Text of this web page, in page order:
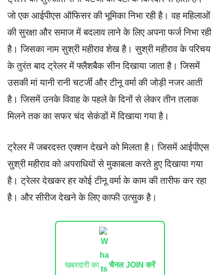
जो एक आईपीएस ऑफिसर की भूमिका निभा रही है। वह महिलाओं
की सुरक्षा और समाज में बदलाव लाने के लिए अपना फर्ज निभा रही
है। जिसका नाम सुश्री महीराव शेख है। सुश्री महीराव के परिचय
के तुरंत बाद ट्रेलर में फ्लैशबैक सीन दिखाया जाता है। जिसमें
उसकी मां यानी रानी चटर्जी और टीनू वर्मा की जोड़ी नजर आती
है। जिसमें उनके विवाह के पहले के दिनों से लेकर तीन तलाक
मिलने तक का सफर चंद सेकंडों में दिखाया गया है।
ट्रेलर में जबरदस्त एक्शन देखने को मिलता है। जिसमें आईपीएस
सुश्री महीराव को अपराधियों से मुकाबला करते हुए दिखाया गया
है। ट्रेलर देखकर हर कोई टीनू वर्मा के काम की तारीफ कर रहा
है। और सीरीज देखने के लिए काफी उत्सुक है।
खबरदारी का चैनल JOIN करें